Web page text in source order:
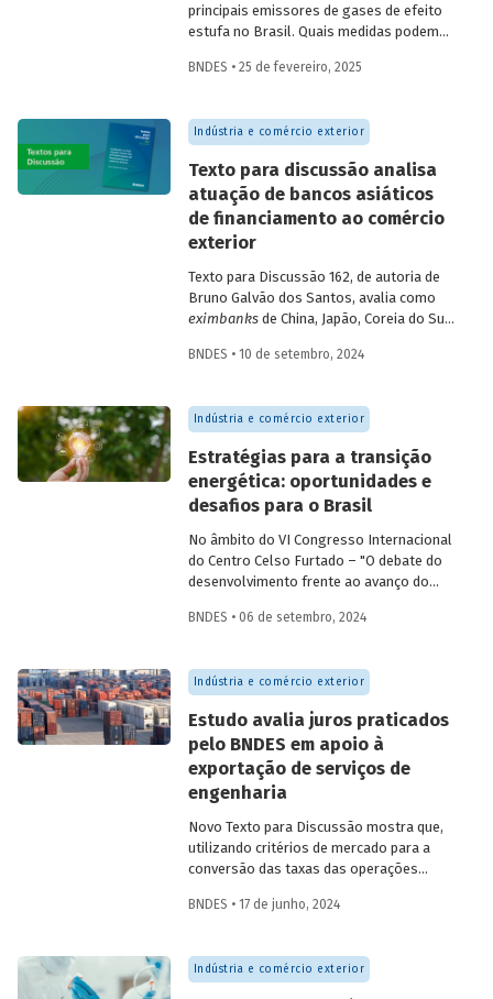
principais emissores de gases de efeito
estufa no Brasil. Quais medidas podem
ambiental? Confira as estratégias que
BNDES • 25 de fevereiro, 2025
Indústria e comércio exterior
Texto para discussão analisa
atuação de bancos asiáticos
de financiamento ao comércio
exterior
Texto para Discussão 162, de autoria de
Bruno Galvão dos Santos, avalia como
eximbanksde China, Japão, Coreia do Sul,
conciliam sustentabilidade financeira com
reduzidos, apresentando seus históricos,
discutindo seus custos e suas fontes de
financiamento e descrevendo seus
produtos e focos de atuação.
BNDES • 10 de setembro, 2024
Indústria e comércio exterior
Estratégias para a transição
energética: oportunidades e
desafios para o Brasil
No âmbito do VI Congresso Internacional
do Centro Celso Furtado – "O debate do
desenvolvimento frente ao avanço do
professor André Tosi Furtado, doutor pela
Sorbonne) e professor titular da Unicamp,
sobre estratégias nacionais de transição
energética e reindustrialização.
BNDES • 06 de setembro, 2024
Indústria e comércio exterior
Estudo avalia juros praticados
pelo BNDES em apoio à
exportação de serviços de
engenharia
Novo Texto para Discussão mostra que,
utilizando critérios de mercado para a
conversão das taxas das operações
equivalentes em reais, os juros cobrados
e estiveram em linha com a taxa Selic –
em média, superando-a.
BNDES • 17 de junho, 2024
Indústria e comércio exterior